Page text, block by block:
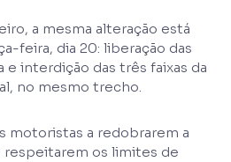
a mesma alteração está
feira, dia 20: liberação das
e interdição das três faixas da
no mesmo trecho.
motoristas a redobrarem a
respeitarem os limites de